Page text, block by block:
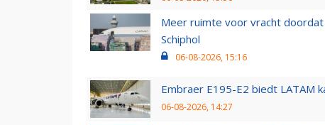
Meer ruimte voor vracht
Schiphol
06-08-2026, 15:16
Embraer E195-E2 biedt LATAM
06-08-2026, 14:27